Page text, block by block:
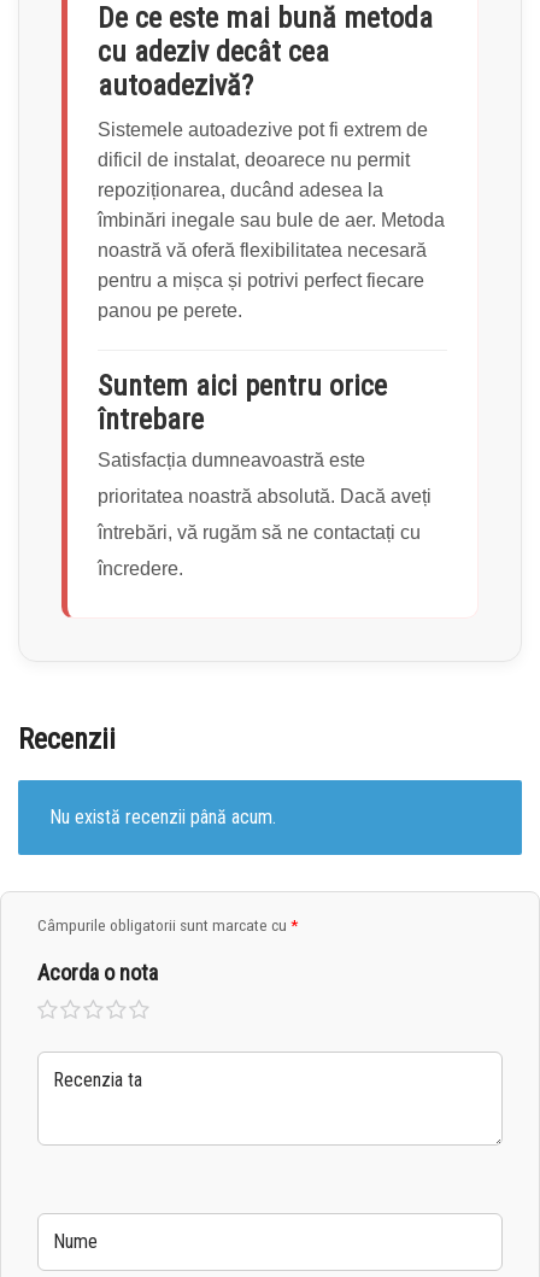
De ce este mai bună metoda
cu adeziv decât cea
autoadezivă?
Sistemele autoadezive pot fi extrem de
dificil de instalat, deoarece nu permit
repoziționarea, ducând adesea la
îmbinări inegale sau bule de aer. Metoda
noastră vă oferă flexibilitatea necesară
pentru a mișca și potrivi perfect fiecare
panou pe perete.
Suntem aici pentru orice
întrebare
Satisfacția dumneavoastră este
prioritatea noastră absolută. Dacă aveți
întrebări, vă rugăm să ne contactați cu
încredere.
Recenzii
Nu există recenzii până acum.
Câmpurile obligatorii sunt marcate cu *
Acorda o nota
Una
din 5
2 din
5
3 din
5
4 din
5
5 din
5